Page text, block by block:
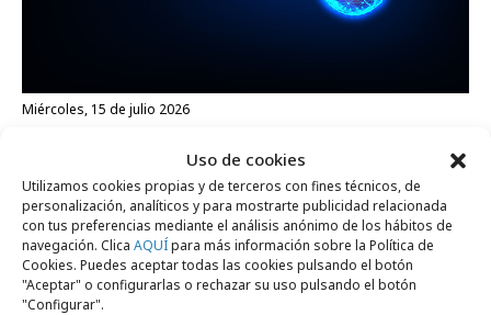
Uso de cookies
Utilizamos cookies propias y de terceros con fines técnicos, de
personalización, analíticos y para mostrarte publicidad relacionada
con tus preferencias mediante el análisis anónimo de los hábitos de
navegación. Clica AQUÍpara más información sobre la Política de
Cookies. Puedes aceptar todas las cookies pulsando el botón
"Aceptar" o configurarlas o rechazar su uso pulsando el botón
"Configurar".
miércoles, 15 de julio 2026
comunidad
Opinión